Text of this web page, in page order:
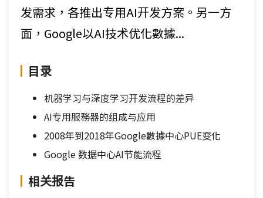
发需求，各推出专用AI开发方案。另一方
面，Google以AI技术优化數據...
目录
机器学习与深度学习开发流程的差异
AI专用服務器的组成与应用
2008年到2018年Google數據中心PUE变化
Google 数据中心AI节能流程
相关报告